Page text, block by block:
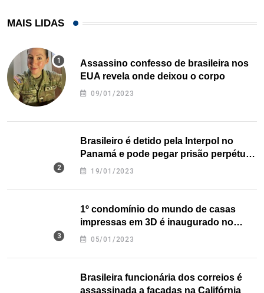
MAIS LIDAS
Assassino confesso de brasileira nos
EUA revela onde deixou o corpo
09/01/2023
Brasileiro é detido pela Interpol no
Panamá e pode pegar prisão perpétua
nos EUA
19/01/2023
1º condomínio do mundo de casas
impressas em 3D é inaugurado no
Texas
05/01/2023
Brasileira funcionária dos correios é
assassinada a facadas na Califórnia